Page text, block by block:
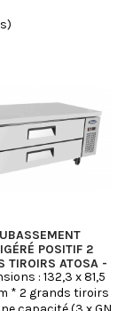
POSITIF 2
TIROIRS ATOSA -
X 81,5 CM
: 132,3 x 81,5
* 2 grands tiroirs